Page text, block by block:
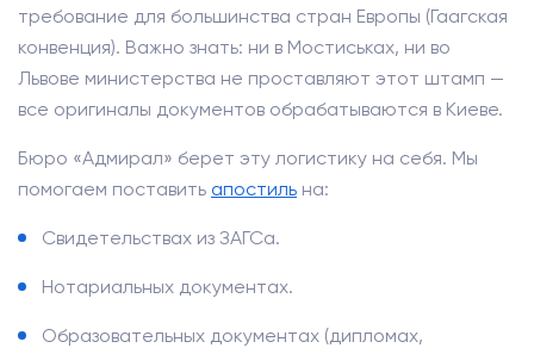
требование для большинства стран Европы (Гаагская
конвенция). Важно знать: ни в Мостиськах, ни во
Львове министерства не проставляют этот штамп —
все оригиналы документов обрабатываются в Киеве.
Бюро «Адмирал» берет эту логистику на себя. Мы
помогаем поставить апостиль на:
Свидетельствах из ЗАГСа.
Нотариальных документах.
Образовательных документах (дипломах,